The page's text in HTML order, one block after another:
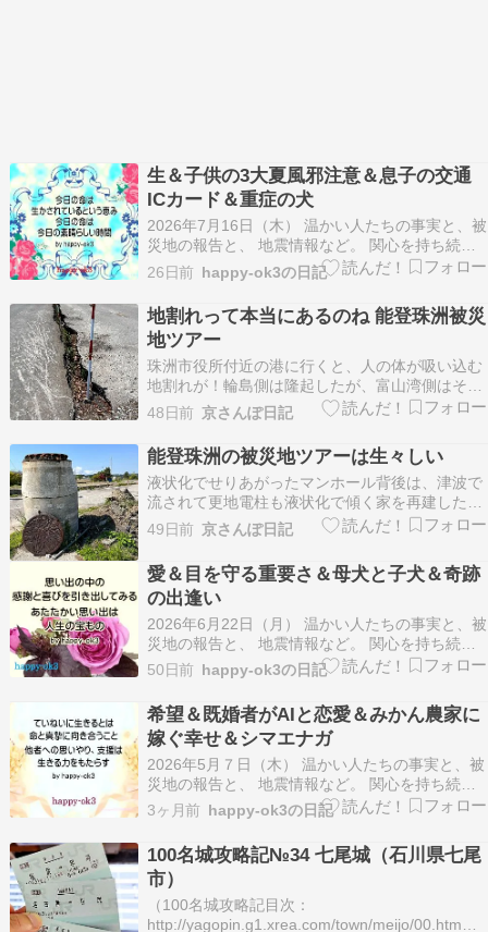
生＆子供の3大夏風邪注意＆息子の交通
ICカード＆重症の犬
2026年7月16日（木） 温かい人たちの事実と、被
災地の報告と、 地震情報など。 関心を持ち続
け、支援をと願います。 このブログでは、お金は
発生しません。 「今日の歩みが今日を創る。」
happy-ok3の、日記の記事は 支援などの報告の下
に。 多くの方に被災地に思いを寄せて頂…
26日前 happy-ok3の日記
地割れって本当にあるのね 能登珠洲被災
地ツアー
珠洲市役所付近の港に行くと、人の体が吸い込む
地割れが！輪島側は隆起したが、富山湾側はその
分沈下したのを報道されてない画像ではわかりに
くいが、本水田に2.5メートルの隆起断層が！護
岸は、線状降水帯でボコボコまさに弱目に状態5
年10年でインフラ復興はできない東南海地震、富
士山噴火し…
48日前 京さんぽ日記
能登珠洲の被災地ツアーは生々しい
液状化でせりあがったマンホール背後は、津波で
流されて更地電柱も液状化で傾く家を再建した
ら、電柱の傾きを直す津波で破壊された堤防すっ
かり崩れた軍艦島申し出れば公費解体だが、相続
人不明で被災家屋は放置プレイ海方だからまだし
も山側なら、熊が冬眠場所になろう
49日前 京さんぽ日記
愛＆目を守る重要さ＆母犬と子犬＆奇跡
の出逢い
2026年6月22日（月） 温かい人たちの事実と、被
災地の報告と、 地震情報など。 関心を持ち続
け、支援をと願います。 このブログでは、お金は
発生しません。 「愛は、命を大切に扱う。」
happy-ok3の、日記の記事は 支援などの報告の下
に。 多くの方に被災地に思いを寄せて頂け…
50日前 happy-ok3の日記
希望＆既婚者がAIと恋愛＆みかん農家に
嫁ぐ幸せ＆シマエナガ
2026年5月７日（木） 温かい人たちの事実と、被
災地の報告と、 地震情報など。 関心を持ち続
け、支援をと願います。 このブログでは、お金は
発生しません。 「希望は心に光をさす。」
happy-ok3の、日記の記事は 支援などの報告の下
に。 多くの方に被災地に思いを寄せて頂ければ…
3ヶ月前 happy-ok3の日記
100名城攻略記№34 七尾城（石川県七尾
市）
（100名城攻略記目次：
http://yagopin.g1.xrea.com/town/meijo/00.htm）■